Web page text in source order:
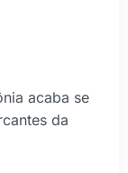
acaba se
da